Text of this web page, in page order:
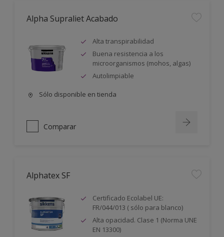
Alpha Supraliet Acabado
Alta transpirabilidad
Buena resistencia a los
microorganismos (mohos, algas)
Autolimpiable
Sólo disponible en tienda
Comparar
Alphatex SF
Certificado Ecolabel UE:
FR/044/013 ( sólo para blanco)
Alta opacidad. Clase 1 (Norma UNE
EN 13300)